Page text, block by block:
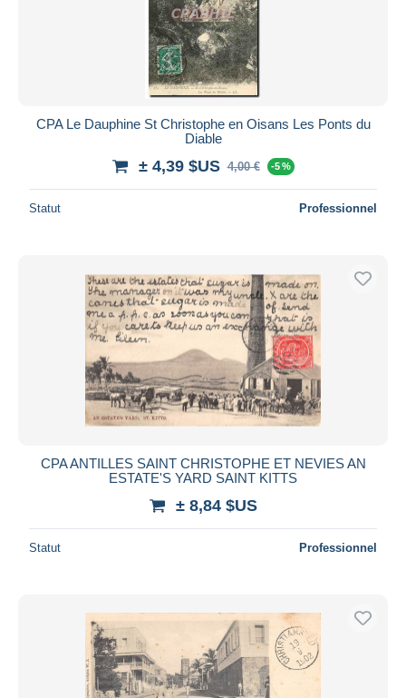
CPA Le Dauphine St Christophe en Oisans Les Ponts du
Diable
± 4,39 $US 4,00 € -5 %
Statut Professionnel
CPA ANTILLES SAINT CHRISTOPHE ET NEVIES AN
ESTATE'S YARD SAINT KITTS
± 8,84 $US
Statut Professionnel